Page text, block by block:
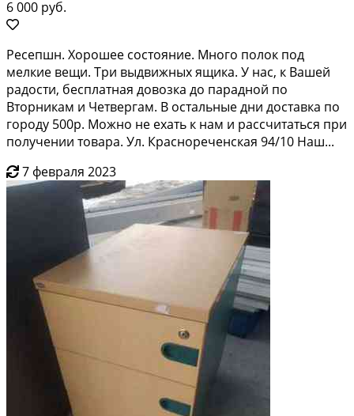
6 000 руб.
Ресепшн. Хорошее состояние. Много полок под
мелкие вещи. Три выдвижных ящика. У нас, к Вашей
радости, бесплатная довозка до парадной по
Вторникам и Четвергам. В остальные дни доставка по
городу 500р. Можно не ехать к нам и рассчитаться при
получении товара. Ул. Краснореченская 94/10 Наш...
7 февраля 2023